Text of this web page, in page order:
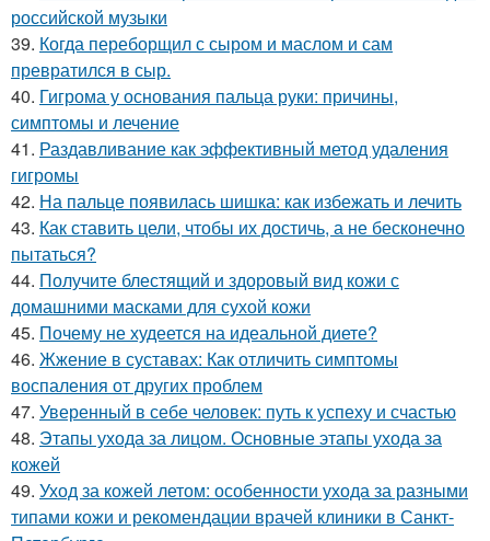
российской музыки
39. Когда переборщил с сыром и маслом и сам
превратился в сыр.
40. Гигрома у основания пальца руки: причины,
симптомы и лечение
41. Раздавливание как эффективный метод удаления
гигромы
42. На пальце появилась шишка: как избежать и лечить
43. Как ставить цели, чтобы их достичь, а не бесконечно
пытаться?
44. Получите блестящий и здоровый вид кожи с
домашними масками для сухой кожи
45. Почему не худеется на идеальной диете?
46. Жжение в суставах: Как отличить симптомы
воспаления от других проблем
47. Уверенный в себе человек: путь к успеху и счастью
48. Этапы ухода за лицом. Основные этапы ухода за
кожей
49. Уход за кожей летом: особенности ухода за разными
типами кожи и рекомендации врачей клиники в Санкт-